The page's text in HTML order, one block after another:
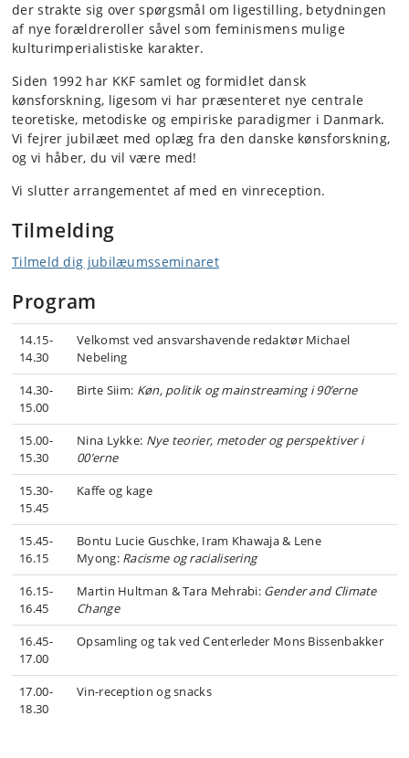
der strakte sig over spørgsmål om ligestilling, betydningen
af nye forældreroller såvel som feminismens mulige
kulturimperialistiske karakter.
Siden 1992 har KKF samlet og formidlet dansk
kønsforskning, ligesom vi har præsenteret nye centrale
teoretiske, metodiske og empiriske paradigmer i Danmark.
Vi fejrer jubilæet med oplæg fra den danske kønsforskning,
og vi håber, du vil være med!
Vi slutter arrangementet af med en vinreception.
Tilmelding
Tilmeld dig jubilæumsseminaret
Program
14.15-
14.30
Velkomst ved ansvarshavende redaktør Michael
Nebeling
14.30-
15.00
Birte Siim: Køn, politik og mainstreaming i 90’erne
15.00-
15.30
Nina Lykke: Nye teorier, metoder og perspektiver i
00’erne
15.30-
15.45
Kaffe og kage
15.45-
16.15
Bontu Lucie Guschke, Iram Khawaja & Lene
Myong: Racisme og racialisering
16.15-
16.45
Martin Hultman & Tara Mehrabi: Gender and Climate
Change
16.45-
17.00
Opsamling og tak ved Centerleder Mons Bissenbakker
17.00-
18.30
Vin-reception og snacks